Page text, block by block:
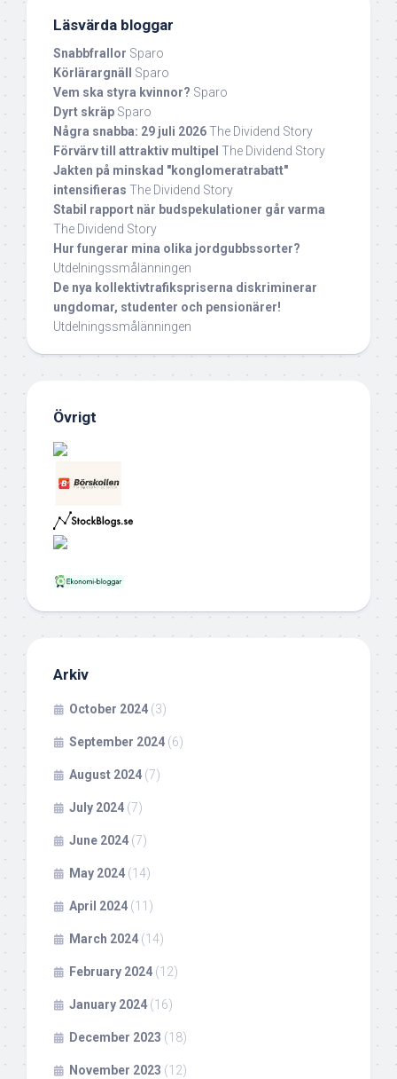
Läsvärda bloggar
Snabbfrallor Sparo
Körlärargnäll
Sparo
Vem ska styra kvinnor? Sparo
Dyrt skräp Sparo
Några snabba: 29 juli 2026The Dividend Story
Förvärv till attraktiv multipel The Dividend Story
Jakten på minskad "konglomeratrabatt"
intensifieras The Dividend Story
Stabil rapport när budspekulationer går varma
The Dividend Story
Hur fungerar mina olika jordgubbssorter?
Utdelningssmålänningen
De nya kollektivtrafikspriserna diskriminerar
ungdomar, studenter och pensionärer!
Utdelningssmålänningen
Övrigt
Arkiv
October 2024 (3)
September 2024 (6)
August 2024 (7)
July 2024 (7)
June 2024 (7)
May 2024 (14)
April 2024 (11)
March 2024 (14)
February 2024 (12)
January 2024 (16)
December 2023 (18)
November 2023 (12)